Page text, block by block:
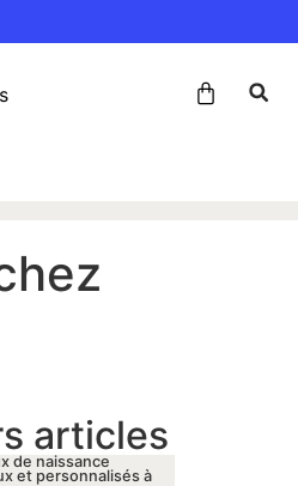
articles
de naissance
et personnalisés à